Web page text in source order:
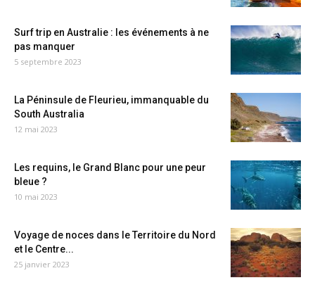
Surf trip en Australie : les événements à ne
pas manquer
5 septembre 2023
La Péninsule de Fleurieu, immanquable du
South Australia
12 mai 2023
Les requins, le Grand Blanc pour une peur
bleue ?
10 mai 2023
Voyage de noces dans le Territoire du Nord
et le Centre...
25 janvier 2023